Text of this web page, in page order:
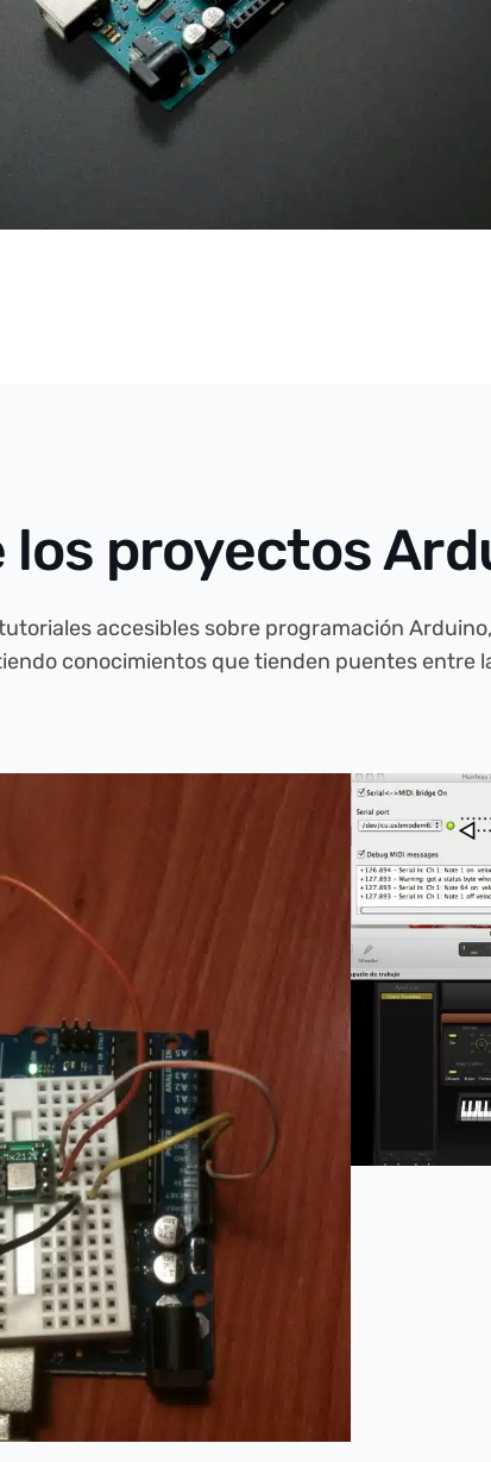
los proyectos
accesibles sobre programación
conocimientos que tienden puentes entre